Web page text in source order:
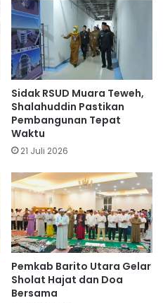
Sidak RSUD Muara Teweh,
Shalahuddin Pastikan
Pembangunan Tepat
Waktu
21 Juli 2026
Pemkab Barito Utara Gelar
Sholat Hajat dan Doa
Bersama